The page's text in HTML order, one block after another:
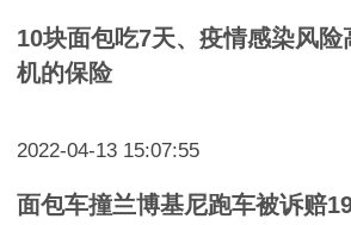
10块面包吃7天、疫情感染风险
机的保险
2022-04-13 15:07:55
面包车撞兰博基尼跑车被诉赔